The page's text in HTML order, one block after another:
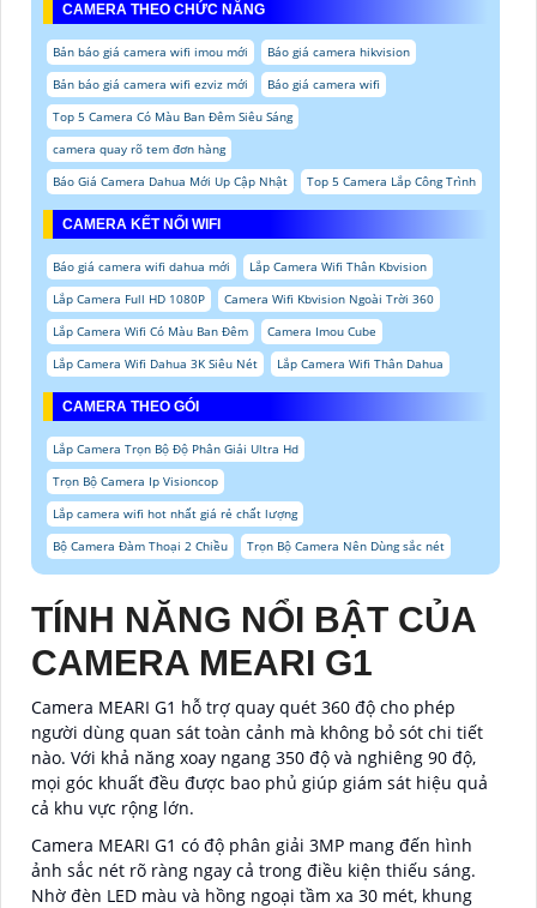
CAMERA THEO CHỨC NĂNG
Bản báo giá camera wifi imou mới
Báo giá camera hikvision
Bản báo giá camera wifi ezviz mới
Báo giá camera wifi
Top 5 Camera Có Màu Ban Đêm Siêu Sáng
camera quay rõ tem đơn hàng
Báo Giá Camera Dahua Mới Up Cập Nhật
Top 5 Camera Lắp Công Trình
CAMERA KẾT NỐI WIFI
Báo giá camera wifi dahua mới
Lắp Camera Wifi Thân Kbvision
Lắp Camera Full HD 1080P
Camera Wifi Kbvision Ngoài Trời 360
Lắp Camera Wifi Có Màu Ban Đêm
Camera Imou Cube
Lắp Camera Wifi Dahua 3K Siêu Nét
Lắp Camera Wifi Thân Dahua
CAMERA THEO GÓI
Lắp Camera Trọn Bộ Độ Phân Giải Ultra Hd
Trọn Bộ Camera Ip Visioncop
Lắp camera wifi hot nhất giá rẻ chất lượng
Bộ Camera Đàm Thoại 2 Chiều
Trọn Bộ Camera Nên Dùng sắc nét
TÍNH NĂNG NỔI BẬT CỦA
CAMERA MEARI G1
Camera MEARI G1 hỗ trợ quay quét 360 độ cho phép
người dùng quan sát toàn cảnh mà không bỏ sót chi tiết
nào. Với khả năng xoay ngang 350 độ và nghiêng 90 độ,
mọi góc khuất đều được bao phủ giúp giám sát hiệu quả
cả khu vực rộng lớn.
Camera MEARI G1 có độ phân giải 3MP mang đến hình
ảnh sắc nét rõ ràng ngay cả trong điều kiện thiếu sáng.
Nhờ đèn LED màu và hồng ngoại tầm xa 30 mét, khung